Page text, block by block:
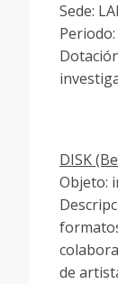
Sede:
DISK
Objeto:
de